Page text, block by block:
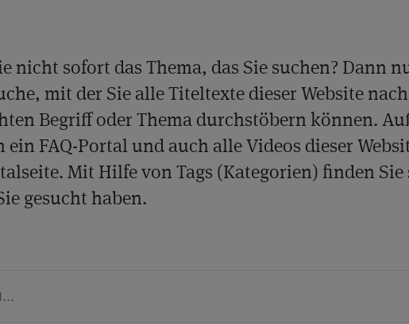
nicht sofort das Thema, das Sie suchen? Dann
mit der Sie alle Titeltexte dieser Website
Begriff oder Thema durchstöbern können.
FAQ-Portal und auch alle Videos dieser
Mit Hilfe von Tags (Kategorien) finden
gesucht haben.